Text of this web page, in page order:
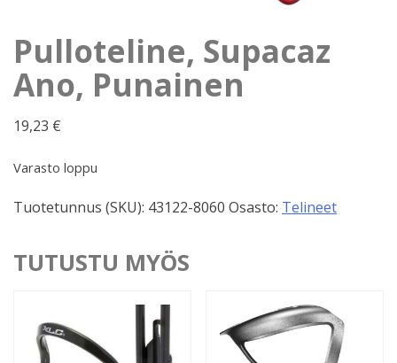
Pulloteline, Supacaz
Ano, Punainen
19,23 €
Varasto loppu
Tuotetunnus (SKU): 43122-8060 Osasto: Telineet
TUTUSTU MYÖS